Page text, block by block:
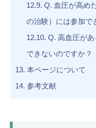
12.9. Q. 血圧が高め
の治験）には参加で
12.10. Q. 高血圧が
できないのですか？
13. 本ページについて
14. 参考文献